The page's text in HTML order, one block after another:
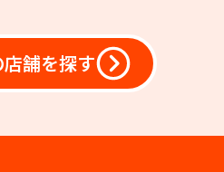
舗を探す